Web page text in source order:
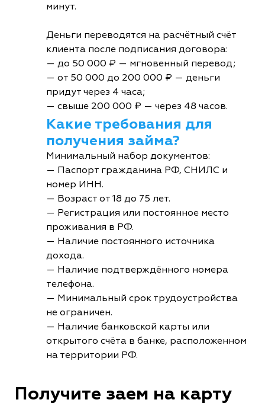
минут.
Деньги переводятся на расчётный счёт
клиента после подписания договора:
— до 50 000 ₽ — мгновенный перевод;
— от 50 000 до 200 000 ₽ — деньги
придут через 4 часа;
— свыше 200 000 ₽ — через 48 часов.
Какие требования для
получения займа?
Минимальный набор документов:
— Паспорт гражданина РФ, СНИЛС и
номер ИНН.
— Возраст от 18 до 75 лет.
— Регистрация или постоянное место
проживания в РФ.
— Наличие постоянного источника
дохода.
— Наличие подтверждённого номера
телефона.
— Минимальный срок трудоустройства
не ограничен.
— Наличие банковской карты или
открытого счёта в банке, расположенном
на территории РФ.
Получите заем на карту